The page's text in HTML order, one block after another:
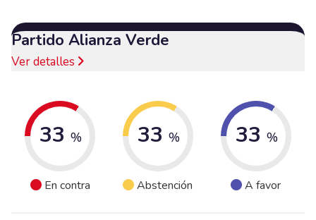
Partido Alianza Verde
Ver detalles
33 %
En contra
33 %
Abstención
33 %
A favor